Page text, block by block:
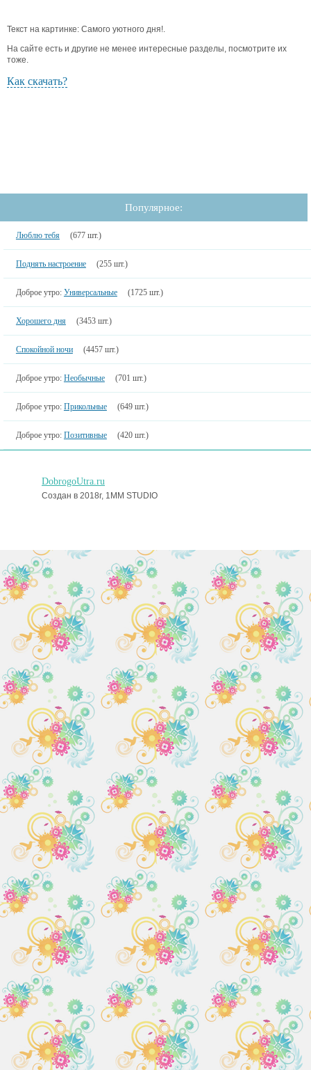
Текст на картинке: Самого уютного дня!.
На сайте есть и другие не менее интересные разделы, посмотрите их
тоже.
Как скачать?
Популярное:
Люблю тебя (677 шт.)
Поднять настроение (255 шт.)
Доброе утро: Универсальные (1725 шт.)
Хорошего дня (3453 шт.)
Спокойной ночи (4457 шт.)
Доброе утро: Необычные (701 шт.)
Доброе утро: Прикольные (649 шт.)
Доброе утро: Позитивные (420 шт.)
DobrogoUtra.ru
Создан в 2018г, 1MM STUDIO